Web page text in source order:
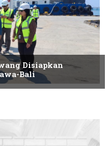
Disiapkan
Bali